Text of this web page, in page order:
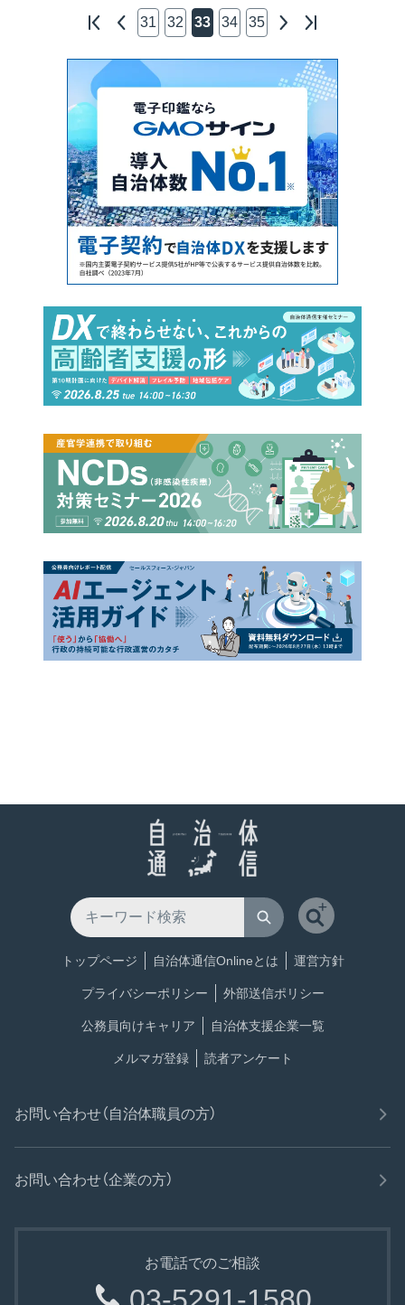
31 32 33 34 35
トップページ 自治体通信Onlineとは 運営方針
プライバシーポリシー 外部送信ポリシー
公務員向けキャリア 自治体支援企業一覧
メルマガ登録 読者アンケート
お問い合わせ（自治体職員の方）
お問い合わせ（企業の方）
お電話でのご相談